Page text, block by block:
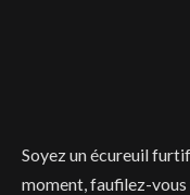
Soyez un écureuil
moment, faufilez-vous